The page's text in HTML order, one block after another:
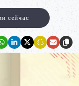
сейчас